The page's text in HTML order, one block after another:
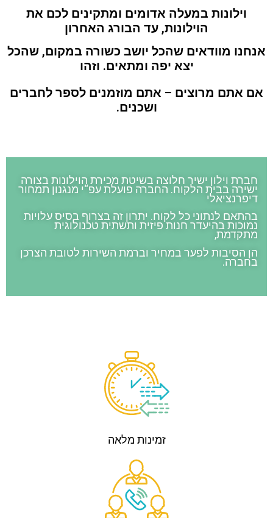
וילונות במעלה אדומים ומתקינים לכם את
הוילונות, עד הבורג האחרון
אנחנו מוודאים שהכל יושב כשורה במקום, שהכל
יצא יפה ומתאים. וזהו
אם אתם מרוצים – אתם מוזמנים לספר לחברים
ושכנים.
חברת וילון ישיר חלוצה בשיטת מכירת הוילונות בצורה
ישירה בבית הלקוח. החברה פועלת עפ“י מנגנון תמחור
דיפרנציאלי
בהתאם לנתוני כל לקוח. יתרון זה בצרוף בסיס עלויות
נמוכות בהיעדר חנות פיזית ותשתית טכנולוגית
מתקדמת,
הן הסיבות לפער במחיר וברמת השירות לטובת הצרכן
בחברה.
זמינות מלאה